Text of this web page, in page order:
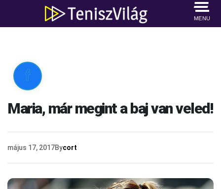
MENU

Maria, már megint a baj van veled!
május 17, 2017Bycort